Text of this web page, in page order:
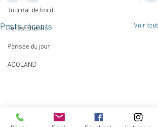
Journal de bord
Terestchenko
Pensée du jour
ADOLAND
Posts récents Voir tout